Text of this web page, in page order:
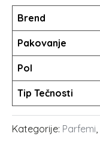
Brend
Pakovanje
Pol
Tip Tečnosti
Kategorije: Parfemi